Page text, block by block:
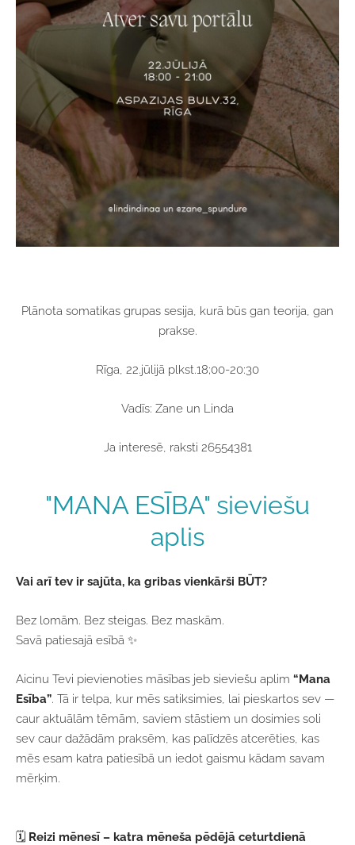
Plānota somatikas grupas sesija, kurā būs gan teorija, gan
prakse.
Rīga, 22.jūlijā plkst.18;00-20:30
Vadīs: Zane un Linda
Ja interesē, raksti 26554381
"MANA ESĪBA" sieviešu
aplis
Vai arī tev ir sajūta, ka gribas vienkārši BŪT?
Bez lomām. Bez steigas. Bez maskām.
Savā patiesajā esībā ✨
Aicinu Tevi pievienoties māsības jeb sieviešu aplim “Mana
Esība”. Tā ir telpa, kur mēs satiksimies, lai pieskartos sev —
caur aktuālām tēmām, saviem stāstiem un dosimies soli
sev caur dažādām praksēm, kas palīdzēs atcerēties, kas
mēs esam katra patiesībā un iedot gaismu kādam savam
mērķim.
🗓 Reizi mēnesī – katra mēneša pēdējā ceturtdienā